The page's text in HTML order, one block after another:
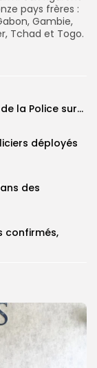
pays frères :
Gambie,
Tchad et Togo.
la Police sur...
déployés
des
confirmés,